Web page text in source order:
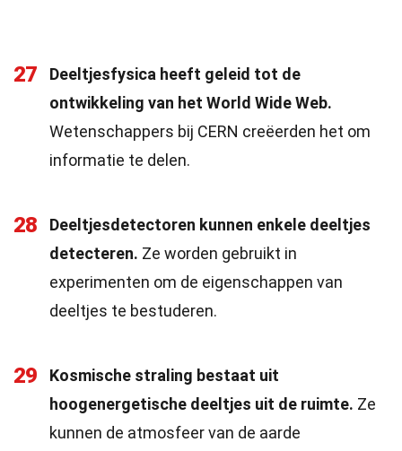
27
Deeltjesfysica heeft geleid tot de
ontwikkeling van het World Wide Web.
Wetenschappers bij CERN creëerden het om
informatie te delen.
28
Deeltjesdetectoren kunnen enkele deeltjes
detecteren. Ze worden gebruikt in
experimenten om de eigenschappen van
deeltjes te bestuderen.
29
Kosmische straling bestaat uit
hoogenergetische deeltjes uit de ruimte. Ze
kunnen de atmosfeer van de aarde